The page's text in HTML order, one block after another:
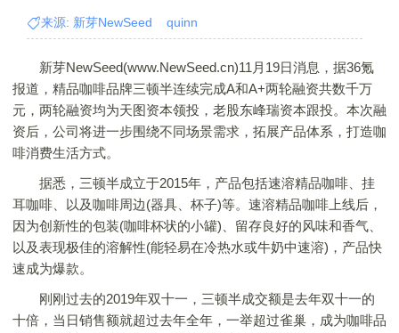
来源: 新芽NewSeed quinn
新芽NewSeed(www.NewSeed.cn)11月19日消息，据36氪
报道，精品咖啡品牌三顿半连续完成A和A+两轮融资共数千万
元，两轮融资均为天图资本领投，老股东峰瑞资本跟投。本次融
资后，公司将进一步围绕不同场景需求，拓展产品体系，打造咖
啡消费生活方式。
据悉，三顿半成立于2015年，产品包括速溶精品咖啡、挂
耳咖啡、以及咖啡周边(器具、杯子)等。速溶精品咖啡上线后，
因为创新性的包装(咖啡杯状的小罐)、留存良好的风味和香气、
以及表现极佳的溶解性(能轻易在冷热水或牛奶中速溶)，产品快
速成为爆款。
刚刚过去的2019年双十一，三顿半成交额是去年双十一的
十倍，当日销售额就超过去年全年，一举超过雀巢，成为咖啡品